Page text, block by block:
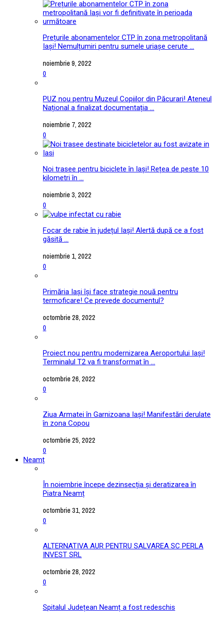
Prețurile abonamentelor CTP în zona metropolitană
Iași! Nemulțumiri pentru sumele uriașe cerute ...
noiembrie 9, 2022
0
PUZ nou pentru Muzeul Copiilor din Păcurari! Ateneul
Național a finalizat documentația ...
noiembrie 7, 2022
0
Noi trasee pentru biciclete în Iași! Rețea de peste 10
kilometri în ...
noiembrie 3, 2022
0
Focar de rabie în județul Iași! Alertă după ce a fost
găsită ...
noiembrie 1, 2022
0
Primăria Iași își face strategie nouă pentru
termoficare! Ce prevede documentul?
octombrie 28, 2022
0
Proiect nou pentru modernizarea Aeroportului Iași!
Terminalul T2 va fi transformat în ...
octombrie 26, 2022
0
Ziua Armatei în Garnizoana Iași! Manifestări derulate
în zona Copou
octombrie 25, 2022
0
Neamț
În noiembrie începe dezinsecția și deratizarea în
Piatra Neamț
octombrie 31, 2022
0
ALTERNATIVA AUR PENTRU SALVAREA SC PERLA
INVEST SRL
octombrie 28, 2022
0
Spitalul Județean Neamț a fost redeschis